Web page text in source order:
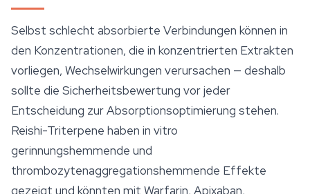
Selbst schlecht absorbierte Verbindungen können in
den Konzentrationen, die in konzentrierten Extrakten
vorliegen, Wechselwirkungen verursachen — deshalb
sollte die Sicherheitsbewertung vor jeder
Entscheidung zur Absorptionsoptimierung stehen.
Reishi-Triterpene haben in vitro
gerinnungshemmende und
thrombozytenaggregationshemmende Effekte
gezeigt und könnten mit Warfarin, Apixaban,